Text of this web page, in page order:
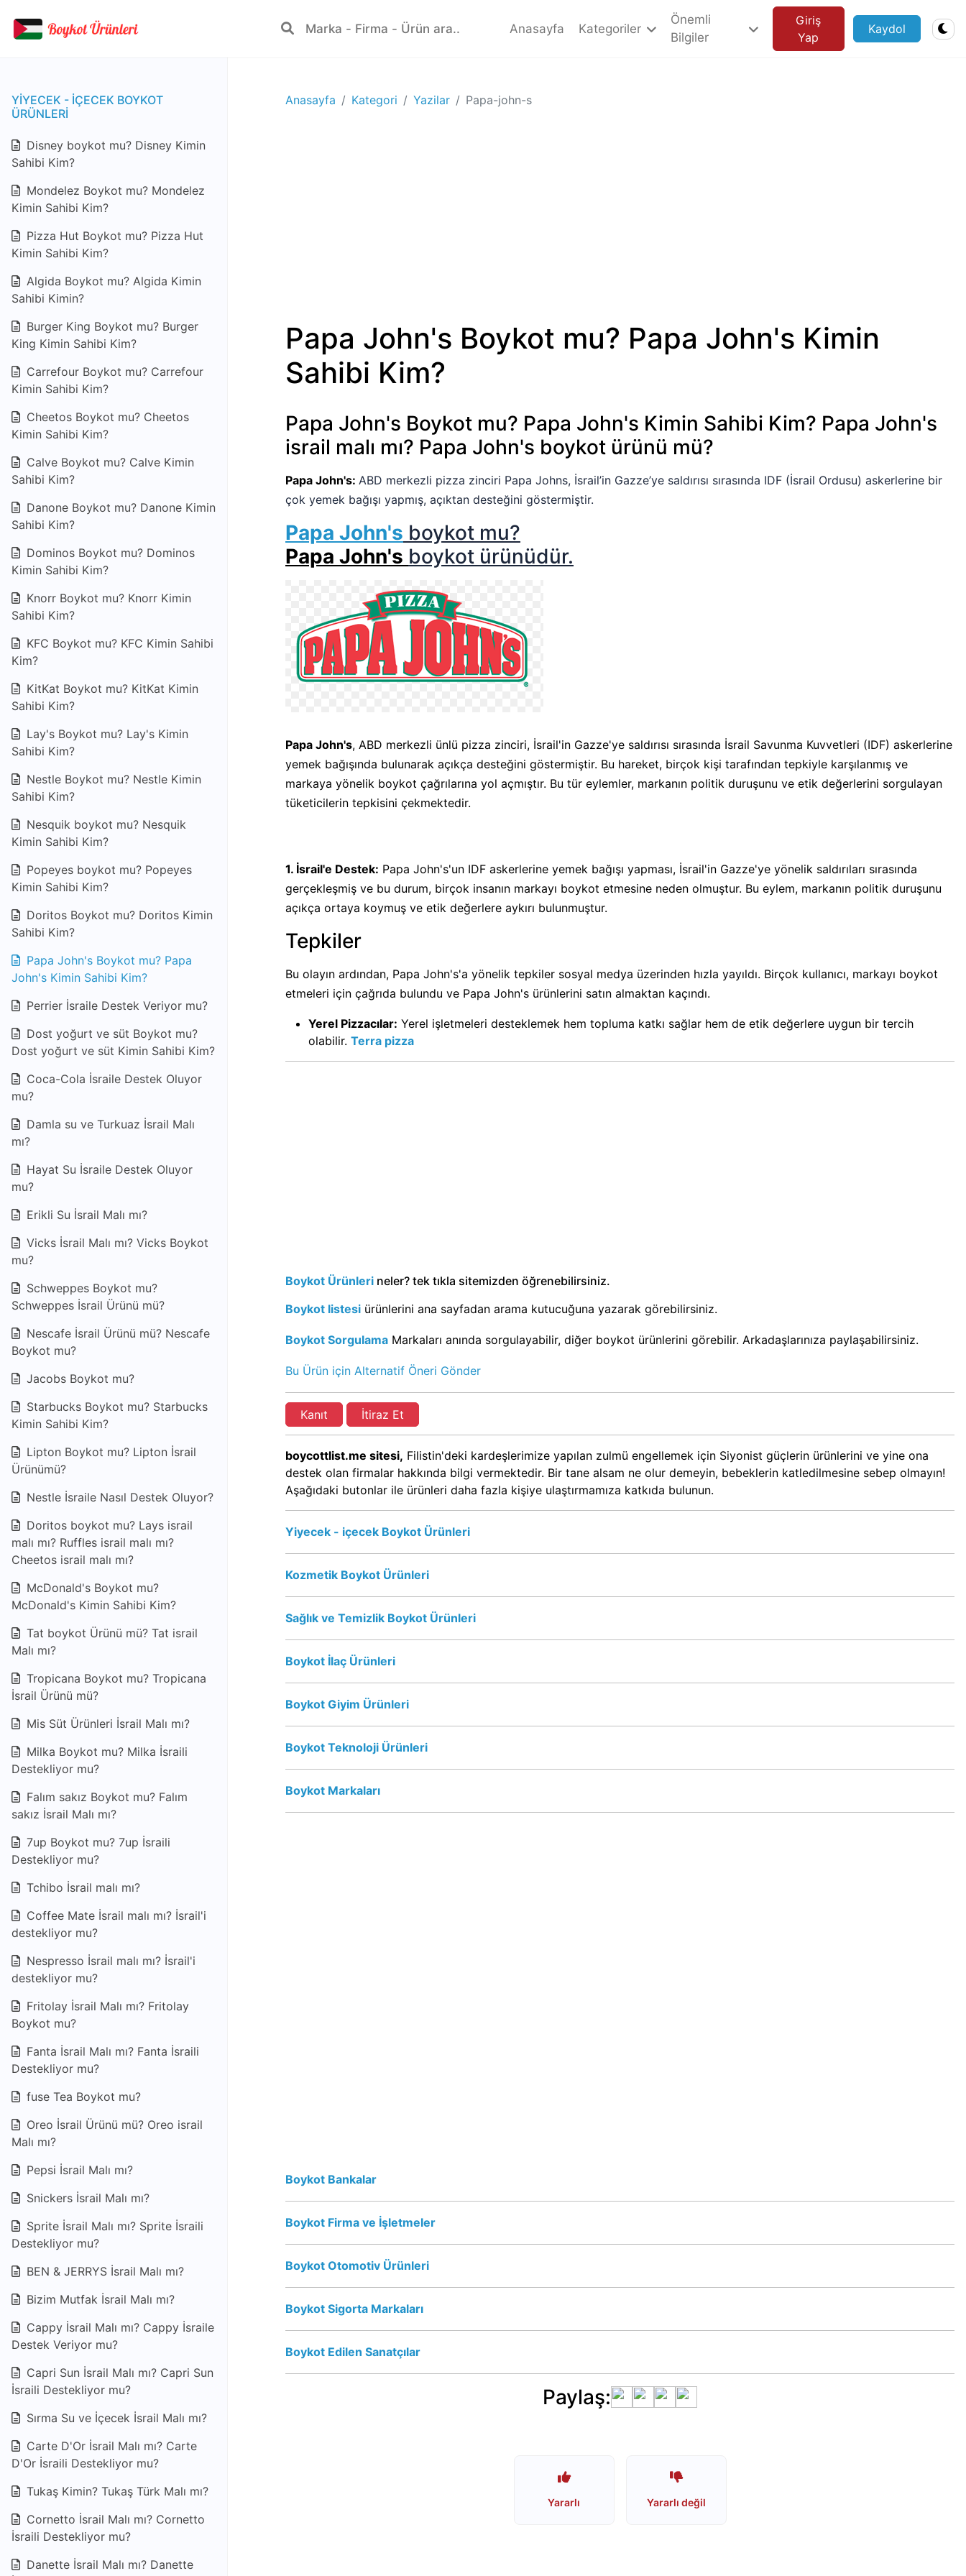
Anasayfa Kategoriler
Önemli
Bilgiler
Giriş
Yap
Kaydol
YIYECEK - IÇECEK BOYKOT
ÜRÜNLERI
Disney boykot mu? Disney Kimin
Sahibi Kim?
Mondelez Boykot mu? Mondelez
Kimin Sahibi Kim?
Pizza Hut Boykot mu? Pizza Hut
Kimin Sahibi Kim?
Algida Boykot mu? Algida Kimin
Sahibi Kimin?
Burger King Boykot mu? Burger
King Kimin Sahibi Kim?
Carrefour Boykot mu? Carrefour
Kimin Sahibi Kim?
Cheetos Boykot mu? Cheetos
Kimin Sahibi Kim?
Calve Boykot mu? Calve Kimin
Sahibi Kim?
Danone Boykot mu? Danone Kimin
Sahibi Kim?
Dominos Boykot mu? Dominos
Kimin Sahibi Kim?
Knorr Boykot mu? Knorr Kimin
Sahibi Kim?
KFC Boykot mu? KFC Kimin Sahibi
Kim?
KitKat Boykot mu? KitKat Kimin
Sahibi Kim?
Lay's Boykot mu? Lay's Kimin
Sahibi Kim?
Nestle Boykot mu? Nestle Kimin
Sahibi Kim?
Nesquik boykot mu? Nesquik
Kimin Sahibi Kim?
Popeyes boykot mu? Popeyes
Kimin Sahibi Kim?
Doritos Boykot mu? Doritos Kimin
Sahibi Kim?
Papa John's Boykot mu? Papa
John's Kimin Sahibi Kim?
Perrier İsraile Destek Veriyor mu?
Dost yoğurt ve süt Boykot mu?
Dost yoğurt ve süt Kimin Sahibi Kim?
Coca-Cola İsraile Destek Oluyor
mu?
Damla su ve Turkuaz İsrail Malı
mı?
Hayat Su İsraile Destek Oluyor
mu?
Erikli Su İsrail Malı mı?
Vicks İsrail Malı mı? Vicks Boykot
mu?
Schweppes Boykot mu?
Schweppes İsrail Ürünü mü?
Nescafe İsrail Ürünü mü? Nescafe
Boykot mu?
Jacobs Boykot mu?
Starbucks Boykot mu? Starbucks
Kimin Sahibi Kim?
Lipton Boykot mu? Lipton İsrail
Ürünümü?
Nestle İsraile Nasıl Destek Oluyor?
Doritos boykot mu? Lays israil
malı mı? Ruffles israil malı mı?
Cheetos israil malı mı?
McDonald's Boykot mu?
McDonald's Kimin Sahibi Kim?
Tat boykot Ürünü mü? Tat israil
Malı mı?
Tropicana Boykot mu? Tropicana
İsrail Ürünü mü?
Mis Süt Ürünleri İsrail Malı mı?
Milka Boykot mu? Milka İsraili
Destekliyor mu?
Falım sakız Boykot mu? Falım
sakız İsrail Malı mı?
7up Boykot mu? 7up İsraili
Destekliyor mu?
Tchibo İsrail malı mı?
Coffee Mate İsrail malı mı? İsrail'i
destekliyor mu?
Nespresso İsrail malı mı? İsrail'i
destekliyor mu?
Fritolay İsrail Malı mı? Fritolay
Boykot mu?
Fanta İsrail Malı mı? Fanta İsraili
Destekliyor mu?
fuse Tea Boykot mu?
Oreo İsrail Ürünü mü? Oreo israil
Malı mı?
Pepsi İsrail Malı mı?
Snickers İsrail Malı mı?
Sprite İsrail Malı mı? Sprite İsraili
Destekliyor mu?
BEN & JERRYS İsrail Malı mı?
Bizim Mutfak İsrail Malı mı?
Cappy İsrail Malı mı? Cappy İsraile
Destek Veriyor mu?
Capri Sun İsrail Malı mı? Capri Sun
İsraili Destekliyor mu?
Sırma Su ve İçecek İsrail Malı mı?
Carte D'Or İsrail Malı mı? Carte
D'Or İsraili Destekliyor mu?
Tukaş Kimin? Tukaş Türk Malı mı?
Cornetto İsrail Malı mı? Cornetto
İsraili Destekliyor mu?
Danette İsrail Malı mı? Danette
Anasayfa Kategori Yazilar Papa-john-s
Papa John's Boykot mu? Papa John's Kimin
Sahibi Kim?
Papa John's Boykot mu? Papa John's Kimin Sahibi Kim? Papa John's
israil malı mı? Papa John's boykot ürünü mü?
Papa John's: ABD merkezli pizza zinciri Papa Johns, İsrail’in Gazze’ye saldırısı sırasında IDF (İsrail Ordusu) askerlerine bir
çok yemek bağışı yapmış, açıktan desteğini göstermiştir.
Papa John's boykot mu?
Papa John's boykot ürünüdür.
Papa John's, ABD merkezli ünlü pizza zinciri, İsrail'in Gazze'ye saldırısı sırasında İsrail Savunma Kuvvetleri (IDF) askerlerine
yemek bağışında bulunarak açıkça desteğini göstermiştir. Bu hareket, birçok kişi tarafından tepkiyle karşılanmış ve
markaya yönelik boykot çağrılarına yol açmıştır. Bu tür eylemler, markanın politik duruşunu ve etik değerlerini sorgulayan
tüketicilerin tepkisini çekmektedir.
1. İsrail'e Destek: Papa John's'un IDF askerlerine yemek bağışı yapması, İsrail'in Gazze'ye yönelik saldırıları sırasında
gerçekleşmiş ve bu durum, birçok insanın markayı boykot etmesine neden olmuştur. Bu eylem, markanın politik duruşunu
açıkça ortaya koymuş ve etik değerlere aykırı bulunmuştur.
Tepkiler
Bu olayın ardından, Papa John's'a yönelik tepkiler sosyal medya üzerinden hızla yayıldı. Birçok kullanıcı, markayı boykot
etmeleri için çağrıda bulundu ve Papa John's ürünlerini satın almaktan kaçındı.
Yerel Pizzacılar: Yerel işletmeleri desteklemek hem topluma katkı sağlar hem de etik değerlere uygun bir tercih
olabilir. Terra pizza
Boykot Ürünleri neler? tek tıkla sitemizden öğrenebilirsiniz.
Boykot listesi ürünlerini ana sayfadan arama kutucuğuna yazarak görebilirsiniz.
Boykot Sorgulama Markaları anında sorgulayabilir, diğer boykot ürünlerini görebilir. Arkadaşlarınıza paylaşabilirsiniz.
Bu Ürün için Alternatif Öneri Gönder
Kanıt İtiraz Et
boycottlist.me sitesi, Filistin'deki kardeşlerimize yapılan zulmü engellemek için Siyonist güçlerin ürünlerini ve yine ona
destek olan firmalar hakkında bilgi vermektedir. Bir tane alsam ne olur demeyin, bebeklerin katledilmesine sebep olmayın!
Aşağıdaki butonlar ile ürünleri daha fazla kişiye ulaştırmamıza katkıda bulunun.
Yiyecek - içecek Boykot Ürünleri
Kozmetik Boykot Ürünleri
Sağlık ve Temizlik Boykot Ürünleri
Boykot İlaç Ürünleri
Boykot Giyim Ürünleri
Boykot Teknoloji Ürünleri
Boykot Markaları
Boykot Bankalar
Boykot Firma ve İşletmeler
Boykot Otomotiv Ürünleri
Boykot Sigorta Markaları
Boykot Edilen Sanatçılar
Paylaş:
Yararlı Yararlı değil